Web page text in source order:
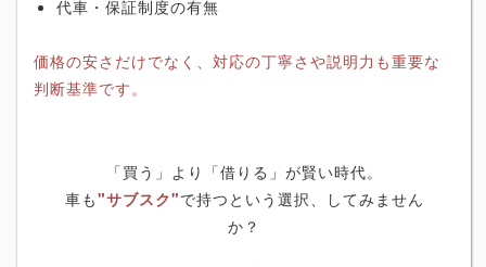
代車・保証制度の有無
価格の安さだけでなく、対応の丁寧さや説明力も重要な
判断基準です。
「買う」より「借りる」が賢い時代。
車も"サブスク"で持つという選択、してみません
か？